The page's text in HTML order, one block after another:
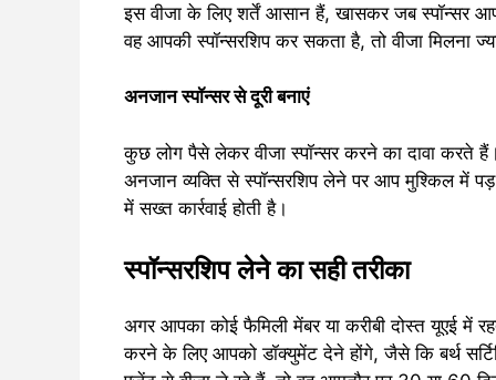
इस वीजा के लिए शर्तें आसान हैं, खासकर जब स्पॉन्सर
वह आपकी स्पॉन्सरशिप कर सकता है, तो वीजा मिलना
अनजान स्पॉन्सर से दूरी बनाएं
कुछ लोग पैसे लेकर वीजा स्पॉन्सर करने का दावा करते
अनजान व्यक्ति से स्पॉन्सरशिप लेने पर आप मुश्किल में
में सख्त कार्रवाई होती है।
स्पॉन्सरशिप लेने का सही तरीका
अगर आपका कोई फैमिली मेंबर या करीबी दोस्त यूएई में
करने के लिए आपको डॉक्युमेंट देने होंगे, जैसे कि बर्थ